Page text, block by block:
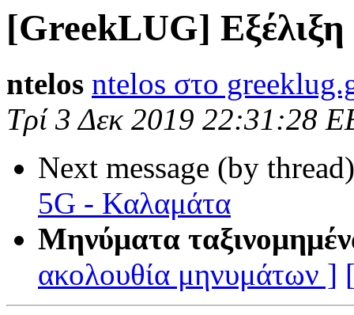
[GreekLUG]
ntelos ntelos στο
Τρί 3 Δεκ 2019 22:31:28
Next message (by
5G - Καλαμάτα
Μηνύματα
ακολουθία μηνυμάτων ]